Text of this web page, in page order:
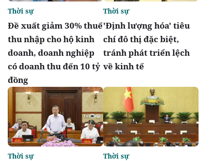
Đề xuất giảm 30% thuế
thu nhập cho hộ kinh
doanh, doanh nghiệp
có doanh thu đến 10 tỷ
đồng
Thời sự
'Định lượng hóa' tiêu
chí đô thị đặc biệt,
tránh phát triển lệch
về kinh tế
Thời sự
Thời sự Thời sự